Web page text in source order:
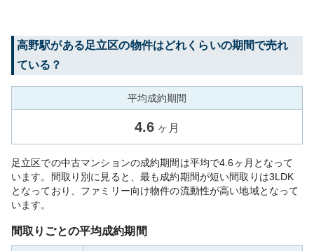
高野駅がある足立区の物件はどれくらいの期間で売れ
ている？
平均成約期間
4.6 ヶ月
足立区での中古マンションの成約期間は平均で4.6ヶ月となって
います。間取り別に見ると、最も成約期間が短い間取りは3LDK
となっており、ファミリー向け物件の流動性が高い地域となって
います。
間取りごとの平均成約期間